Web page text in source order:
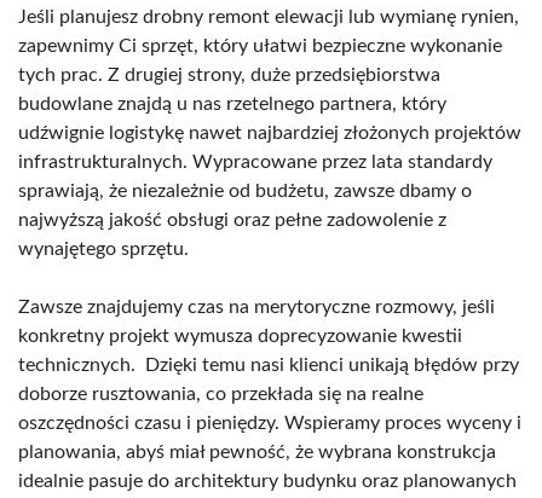
Jeśli planujesz drobny remont elewacji lub wymianę rynien,
zapewnimy Ci sprzęt, który ułatwi bezpieczne wykonanie
tych prac. Z drugiej strony, duże przedsiębiorstwa
budowlane znajdą u nas rzetelnego partnera, który
udźwignie logistykę nawet najbardziej złożonych projektów
infrastrukturalnych. Wypracowane przez lata standardy
sprawiają, że niezależnie od budżetu, zawsze dbamy o
najwyższą jakość obsługi oraz pełne zadowolenie z
wynajętego sprzętu.
Zawsze znajdujemy czas na merytoryczne rozmowy, jeśli
konkretny projekt wymusza doprecyzowanie kwestii
technicznych. Dzięki temu nasi klienci unikają błędów przy
doborze rusztowania, co przekłada się na realne
oszczędności czasu i pieniędzy. Wspieramy proces wyceny i
planowania, abyś miał pewność, że wybrana konstrukcja
idealnie pasuje do architektury budynku oraz planowanych